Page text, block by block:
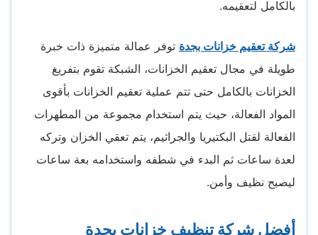
بالكامل لتعقيمه.
شركة تعقيم خزانات بجدة توفر عمالة متميزة ذات خبرة
طويلة في مجال تعقيم الخزانات، الشبكة تقوم بتفريغ
الخزانات بالكامل حتى تتم عملية تعقيم الخزانات بأقوى
المواد الفعالة، حيث يتم استخدام مجموعة من المطهرات
الفعالة لقتل البكتيريا والجراثيم، يتم تعقي الخزان وتركه
لعدة ساعات ثم البدء في شطفه واستخدامه بعة ساعات
ليصبح نظيف وأمن.
أفضل شركة تنظيف خزانات بجدة